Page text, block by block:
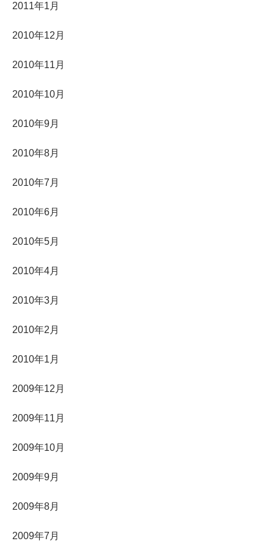
2011年1月
2010年12月
2010年11月
2010年10月
2010年9月
2010年8月
2010年7月
2010年6月
2010年5月
2010年4月
2010年3月
2010年2月
2010年1月
2009年12月
2009年11月
2009年10月
2009年9月
2009年8月
2009年7月